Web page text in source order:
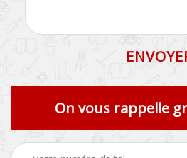
On vous rappelle